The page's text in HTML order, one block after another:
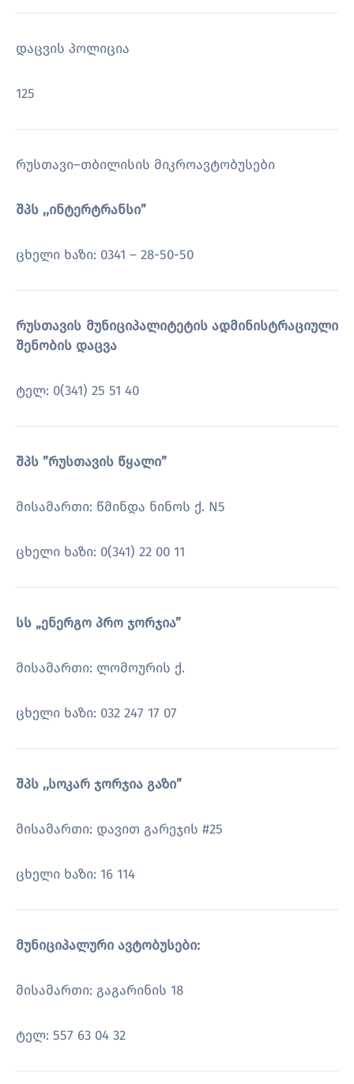
დაცვის პოლიცია
125
რუსთავი–თბილისის მიკროავტობუსები
შპს ,,ინტერტრანსი”
ცხელი ხაზი: 0341 – 28-50-50
რუსთავის მუნიციპალიტეტის ადმინისტრაციული
შენობის დაცვა
ტელ: 0(341) 25 51 40
შპს ”რუსთავის წყალი”
მისამართი: წმინდა ნინოს ქ. N5
ცხელი ხაზი: 0(341) 22 00 11
სს „ენერგო პრო ჯორჯია”
მისამართი: ლომოურის ქ.
ცხელი ხაზი: 032 247 17 07
შპს ,,სოკარ ჯორჯია გაზი”
მისამართი: დავით გარეჯის #25
ცხელი ხაზი: 16 114
მუნიციპალური ავტობუსები:
მისამართი: გაგარინის 18
ტელ: 557 63 04 32